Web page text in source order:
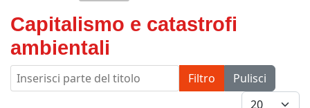
Capitalismo e catastrofi
ambientali
Inserisci parte del titolo Filtro
Pulisci
Visualizza #